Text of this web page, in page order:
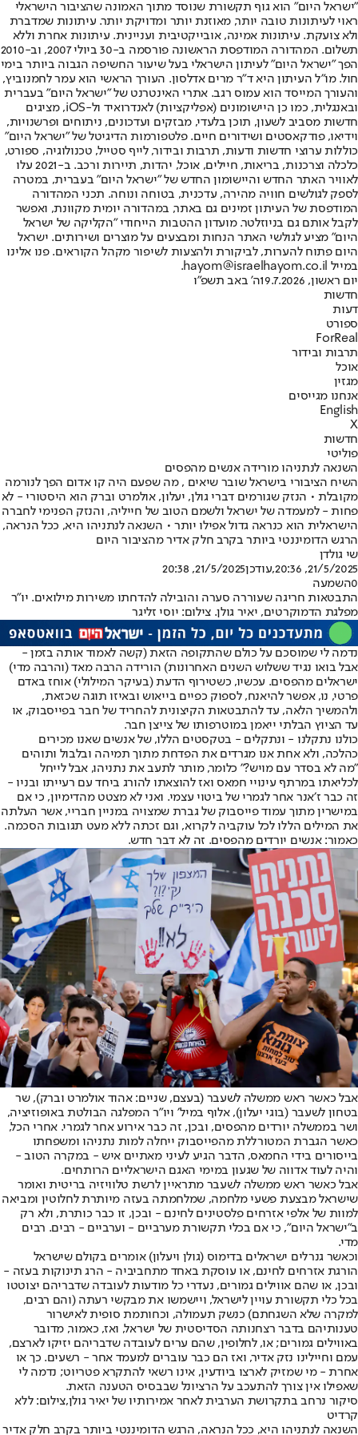
"ישראל היום" הוא גוף תקשורת שנוסד מתוך האמונה שהציבור הישראלי
ראוי לעיתונות טובה יותר, מאוזנת יותר ומדויקת יותר. עיתונות שמדברת
ולא צועקת. עיתונות אמינה, אובייקטיבית ועניינית. עיתונות אחרת וללא
תשלום. המהדורה המודפסת הראשונה פורסמה ב-30 ביולי 2007, וב-2010
הפך "ישראל היום" לעיתון הישראלי בעל שיעור החשיפה הגבוה ביותר בימי
חול. מו"ל העיתון היא ד"ר מרים אדלסון. העורך הראשי הוא עמר לחמנוביץ,
והעורך המייסד הוא עמוס רגב. אתרי האינטרנט של "ישראל היום" בעברית
ובאנגלית, כמו כן היישומונים (אפליקציות) לאנדרואיד ול-iOS, מציגים
חדשות מסביב לשעון, תוכן בלעדי, מבזקים ועדכונים, ניתוחים ופרשנויות,
וידיאו, פודקאסטים ושידורים חיים. פלטפורמות הדיגיטל של "ישראל היום"
כוללות ערוצי חדשות ודעות, תרבות ובידור, לייף סטייל, טכנולוגיה, ספורט,
כלכלה וצרכנות, בריאות, חיילים, אוכל, יהדות, תיירות ורכב. ב-2021 עלו
לאוויר האתר החדש והיישומון החדש של "ישראל היום" בעברית, במטרה
לספק לגולשים חוויה מהירה, עדכנית, בטוחה ונוחה. תכני המהדורה
המודפסת של העיתון זמינים גם באתר, במהדורה יומית מקוונת, ואפשר
לקבל אותם גם בניוזלטר. מועדון ההטבות הייחודי "הקליקה של ישראל
היום" מציע לגולשי האתר הנחות ומבצעים על מוצרים ושירותים. ישראל
היום פתוח להערות, לביקורת ולהצעות לשיפור מקהל הקוראים. פנו אלינו
במייל hayom@israelhayom.co.il.
יום ראשון, 19.7.2026
ה' באב תשפ"ו
חדשות
דעות
ספורט
ForReal
תרבות ובידור
אוכל
מגזין
אנחנו מגייסים
English
X
חדשות
פוליטי
השנאה לנתניהו מורידה אנשים מהפסים
השיח הציבורי בישראל שובר שיאים , מה שפעם היה קו אדום הפך לנורמה
מקובלת • הנזק שגורמים דברי גולן, יעלון, אולמרט וברק הוא היסטורי - לא
פחות - למעמדה של ישראל ולשמם הטוב של חייליה, והנזק הפנימי לחברה
הישראלית הוא כנראה גדול אפילו יותר • השנאה לנתניהו היא, ככל הנראה,
הרגש הדומיננטי ביותר בקרב חלק אדיר מהציבור היום
שי גולדן
21/5/2025, 20:36
,עודכן21/5/2025, 20:38
0השמעה
התבטאות חריגה שעוררה סערה והובילה להדחתו משירות מילואים. יו"ר
מפלגת הדמוקרטים, יאיר גולן. צילום: יוסי זליגר
נדמה לי שמוסכם על כולם שהתקופה הזאת (קשה לאמוד אותה בזמן -
אבל בואו נגיד ששלוש השנים האחרונות) הורידה הרבה מאד (והרבה מדי)
ישראלים מהפסים. עכשיו, כשטירוף הדעת (בעיקר המילולי) אוחז באדם
פרטי, נו, אפשר להיאנח, לספוק כפיים בייאוש ובאיזו תוגה שכזאת,
ולהמשיך הלאה, עד להתבטאות הקיצונית להחריד של חבר בפייסבוק, או
עד הציוץ הבלתי ייאמן במוטרפותו של צייצן חבר.
כולנו נתקלנו - ונתקלים - בטקסטים הללו, של אנשים שאנו מכירים
כהלכה, ולא אחת אנו מגרדים את הפדחת מתוך תמיהה ובלבול ותוהים
״מה לא בסדר עם מויש?״ כלומר, מותר לתעב את נתניהו, אבל לייחל
לכליאתו במרתף עינויי חמאס ואז להוצאתו להורג ביחד עם רעייתו ובניו -
זה כבר ז׳אנר אחר לגמרי של ביטוי עצמי. ואני לא מצטט מהדימיון, כי אם
במישרין מתוך עמוד פייסבוק של גברת שמצויה במניין חבריי, אשר העלתה
את המילים הללו לכל עוקביה לקרוא, וגם זכתה ללא מעט תגובות הסכמה.
כאמור: אנשים יורדים מהפסים. זה לא דבר חדש.
אבל כאשר ראש ממשלה לשעבר (בעצם, שניים: אהוד אולמרט וברק), שר
בטחון לשעבר (בוגי יעלון), אלוף במיל׳ ויו״ר המפלגה הבולטת באופוזיציה,
ושר בממשלה יורדים מהפסים, ובכן, זה כבר אירוע אחר לגמרי. אחרי הכל,
כאשר הגברת המטורללת מהפייסבוק ייחלה למות נתניהו ומשפחתו
בייסורים בידי החמאס, הדבר הגיע לעיני מאתיים איש - במקרה הטוב -
והיה לעוד אדווה של שגעון במימי האגם הישראליים הרותחים.
אבל כאשר ראש ממשלה לשעבר מתראיין לרשת טלוויזיה בריטית ואומר
שישראל מבצעת פשעי מלחמה, שמלחמתה בעזה מיותרת לחלוטין ומביאה
למוות של אלפי אזרחים פלסטינים לחינם - ובכן, זו כבר כותרת, ולא רק
ב״ישראל היום״, כי אם בכלי תקשורת מערביים - וערביים - רבים. רבים
מדי.
וכאשר גנרלים ישראלים בדימוס (גולן ויעלון) אומרים בקולם שישראל
הורגת אזרחים לחינם, או עוסקת באחד מתחביביה - הרג תינוקות בעזה -
ובכן, או שהם אווילים גמורים, נעדרי כל מודעות לעובדה שדבריהם יצוטטו
בכל כלי תקשורת עויין לישראל, ויישמשו את מבקשי רעתה (והם רבים,
למקרה שלא השגחתם) כנשק תעמולה, וכחותמת סופית לאישרור
טענותיהם בדבר רצחנותה הסדיסטית של ישראל, ואז, כאמור, מדובר
באווילים גמורים; או, לחלופין, שהם ערים לעובדה שדבריהם יזיקו לארצם,
עמם וחיילינו נזק אדיר, ואז הם כבר עוברים למעמד אחר - רשעים. כך או
אחרת - מי שמזיק לארצו ביודעין, אינו רשאי להתקרא פטריוט; נדמה לי
שאפילו אין צורך להתעכב על הרציונל שבבסיס הטענה הזאת.
סיקור נרחב בתקרושת הערבית לאחר אמירותיו של יאיר גולן,צילום: ללא
קרדיט
השנאה לנתניהו היא, ככל הנראה, הרגש הדומיננטי ביותר בקרב חלק אדיר